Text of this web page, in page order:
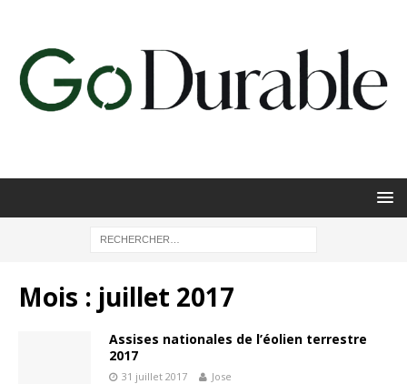
Mois : juillet 2017
Assises nationales de l’éolien terrestre
2017
31 juillet 2017 Jose